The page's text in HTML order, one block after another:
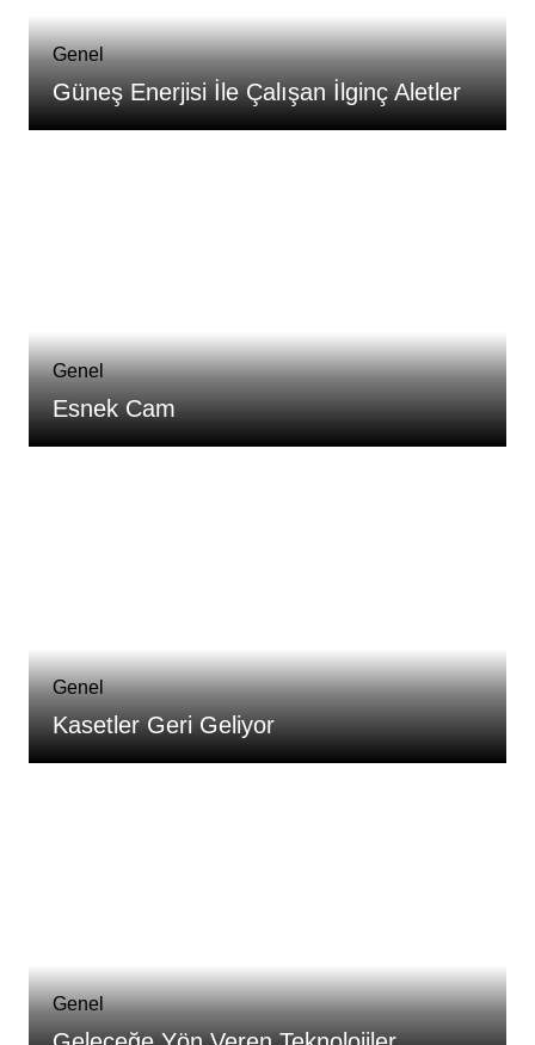
Genel
Güneş Enerjisi İle Çalışan İlginç Aletler
Genel
Esnek Cam
Genel
Kasetler Geri Geliyor
Genel